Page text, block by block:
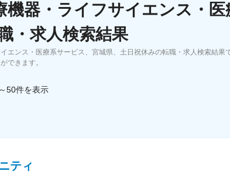
トサービス
データで見る転職
コラム・インタビュー
機器・ライフサイエンス・
・求人検索結果
エンス・医療系サービス、宮城県、土日祝休みの転職・求人検索結果
できます。
50件を表示
ティ